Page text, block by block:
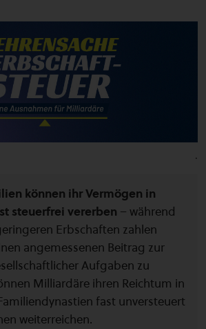
.
können ihr Vermögen in
steuerfrei vererben – während
Erbschaften zahlen
angemessenen Beitrag zur
Aufgaben zu
Milliardäre ihren Reichtum in
fast unversteuert
weiterreichen.